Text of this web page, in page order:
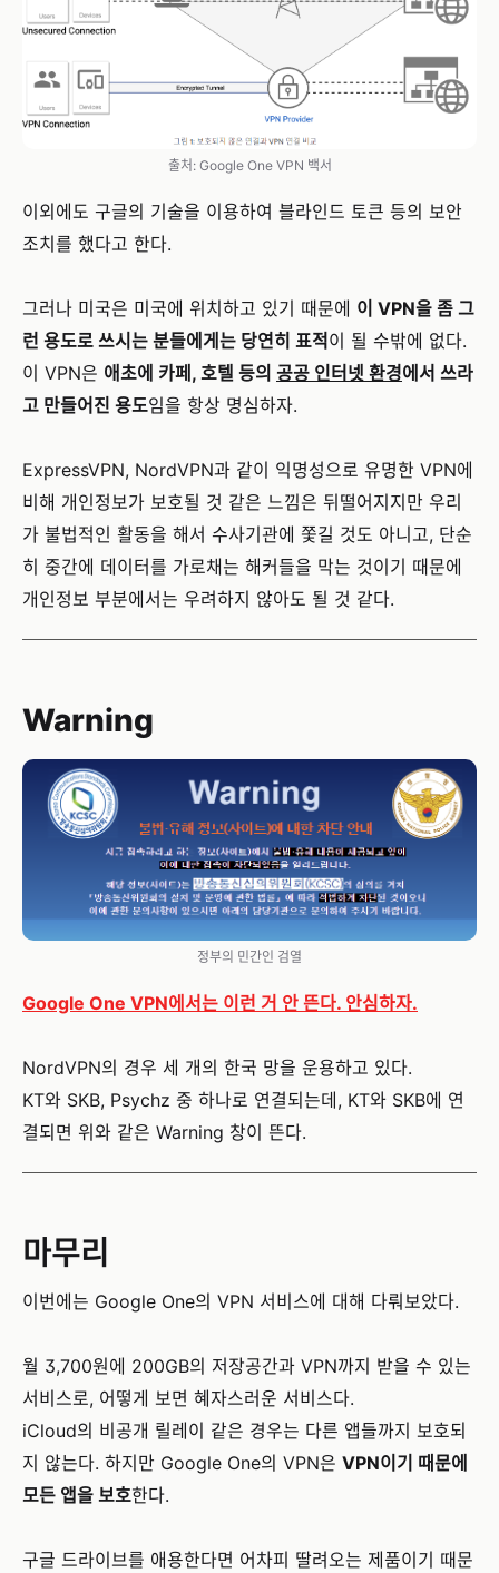
출처: Google One VPN 백서
이외에도 구글의 기술을 이용하여 블라인드 토큰 등의 보안
조치를 했다고 한다.
그러나 미국은 미국에 위치하고 있기 때문에 이 VPN을 좀 그
런 용도로 쓰시는 분들에게는 당연히 표적이 될 수밖에 없다.
이 VPN은 애초에 카페, 호텔 등의 공공 인터넷 환경에서 쓰라
고 만들어진 용도임을 항상 명심하자.
ExpressVPN, NordVPN과 같이 익명성으로 유명한 VPN에
비해 개인정보가 보호될 것 같은 느낌은 뒤떨어지지만 우리
가 불법적인 활동을 해서 수사기관에 쫓길 것도 아니고, 단순
히 중간에 데이터를 가로채는 해커들을 막는 것이기 때문에
개인정보 부분에서는 우려하지 않아도 될 것 같다.
Warning
정부의 민간인 검열
Google One VPN에서는 이런 거 안 뜬다. 안심하자.
NordVPN의 경우 세 개의 한국 망을 운용하고 있다.
KT와 SKB, Psychz 중 하나로 연결되는데, KT와 SKB에 연
결되면 위와 같은 Warning 창이 뜬다.
마무리
이번에는 Google One의 VPN 서비스에 대해 다뤄보았다.
월 3,700원에 200GB의 저장공간과 VPN까지 받을 수 있는
서비스로, 어떻게 보면 혜자스러운 서비스다.
iCloud의 비공개 릴레이 같은 경우는 다른 앱들까지 보호되
지 않는다. 하지만 Google One의 VPN은 VPN이기 때문에
모든 앱을 보호한다.
구글 드라이브를 애용한다면 어차피 딸려오는 제품이기 때문